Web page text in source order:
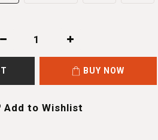
BUY NOW
Add to Wishlist